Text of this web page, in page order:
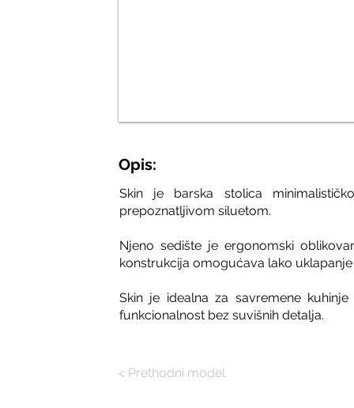
Opis:
Skin je barska stolica
prepoznatljivom siluetom.
Njeno sedište je ergonomski
konstrukcija omogućava lako
Skin je idealna za savremene
funkcionalnost bez suvišnih detalja.
< Prethodni model